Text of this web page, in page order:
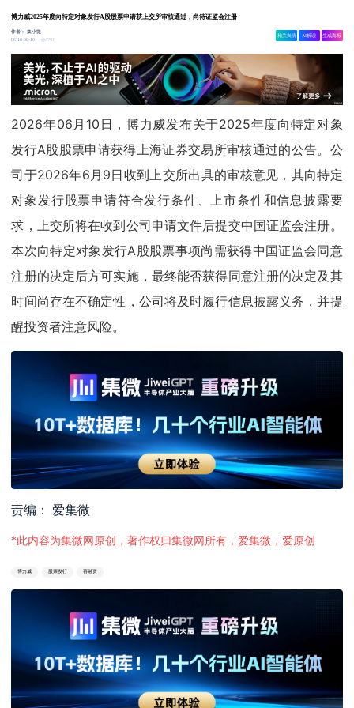
博力威2025年度向特定对象发行A股股票申请获上交所审核通过，尚待证监会注册
作者：集小微
06-10 00:10
4791
相关舆情 AI解读 生成海报
2026年06月10日，博力威发布关于2025年度向特定对象
发行A股股票申请获得上海证券交易所审核通过的公告。公
司于2026年6月9日收到上交所出具的审核意见，其向特定
对象发行股票申请符合发行条件、上市条件和信息披露要
求，上交所将在收到公司申请文件后提交中国证监会注册。
本次向特定对象发行A股股票事项尚需获得中国证监会同意
注册的决定后方可实施，最终能否获得同意注册的决定及其
时间尚存在不确定性，公司将及时履行信息披露义务，并提
醒投资者注意风险。
责编： 爱集微
*此内容为集微网原创，著作权归集微网所有，爱集微，爱原创
博力威 股票发行 再融资